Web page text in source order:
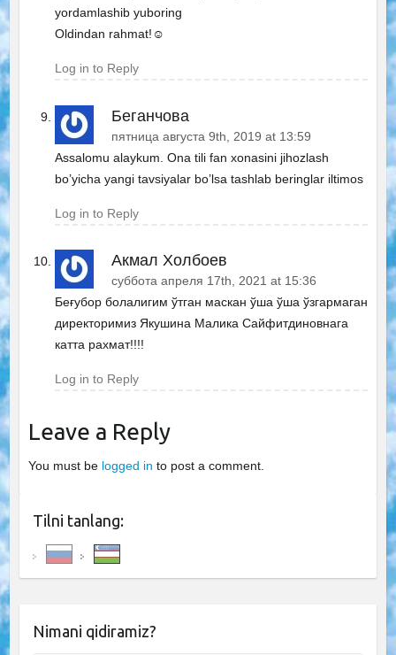
yordamlashib yuboring
Oldindan rahmat!☺
Log in to Reply
Беганчова
пятница августа 9th, 2019 at 13:59
Assalomu alaykum. Ona tili fan xonasini jihozlash
bo’yicha yangi tavsiyalar bo’lsa tashlab beringlar iltimos
Log in to Reply
Акмал Холбоев
суббота апреля 17th, 2021 at 15:36
Беғубор болалигим ўтган маскан ўша ўша ўзгармаган
директоримиз Якушина Малика Сайфитдиновнага
катта рахмат!!!!
Log in to Reply
Leave a Reply
You must be logged in to post a comment.
Tilni tanlang:
Nimani qidiramiz?